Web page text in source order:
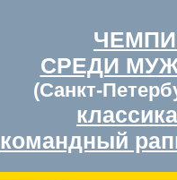
СРЕДИ
(Санкт-
классика
командный